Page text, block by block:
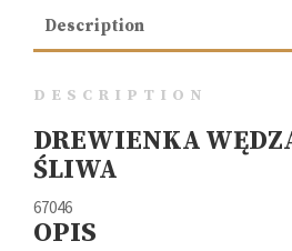
Description
DESCRIPTION
DREWIENKA
ŚLIWA
67046
OPIS